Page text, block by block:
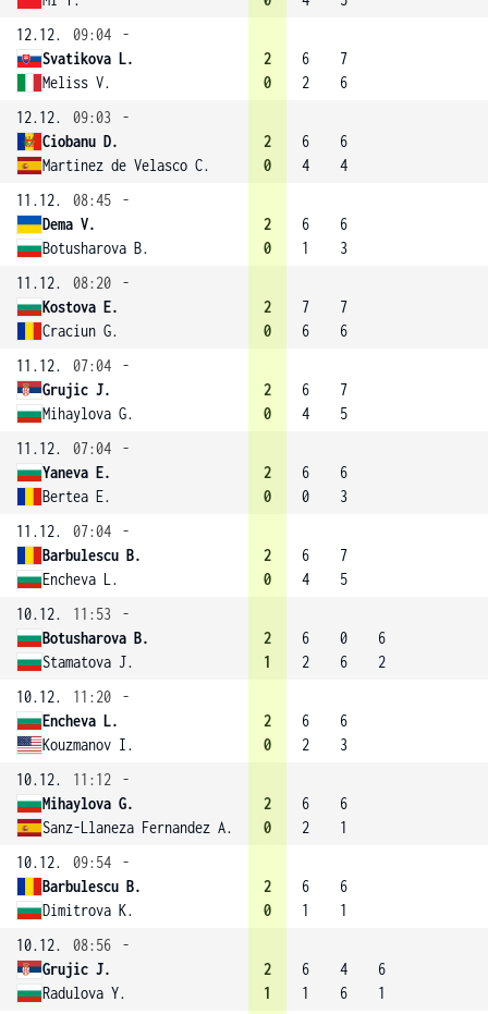
12.12.
09:04
-
Svatikova L.
Meliss V.
2
0
6
2
7
6
12.12.
09:03
-
Ciobanu D.
Martinez de Velasco C.
2
0
6
4
6
4
11.12.
08:45
-
Dema V.
Botusharova B.
2
0
6
1
6
3
11.12.
08:20
-
Kostova E.
Craciun G.
2
0
7
6
7
6
11.12.
07:04
-
Grujic J.
Mihaylova G.
2
0
6
4
7
5
11.12.
07:04
-
Yaneva E.
Bertea E.
2
0
6
0
6
3
11.12.
07:04
-
Barbulescu B.
Encheva L.
2
0
6
4
7
5
10.12.
11:53
-
Botusharova B.
Stamatova J.
2
1
6
2
0
6
6
2
10.12.
11:20
-
Encheva L.
Kouzmanov I.
2
0
6
2
6
3
10.12.
11:12
-
Mihaylova G.
Sanz-Llaneza Fernandez A.
2
0
6
2
6
1
10.12.
09:54
-
Barbulescu B.
Dimitrova K.
2
0
6
1
6
1
10.12.
08:56
-
Grujic J.
Radulova Y.
2
1
6
1
4
6
6
1